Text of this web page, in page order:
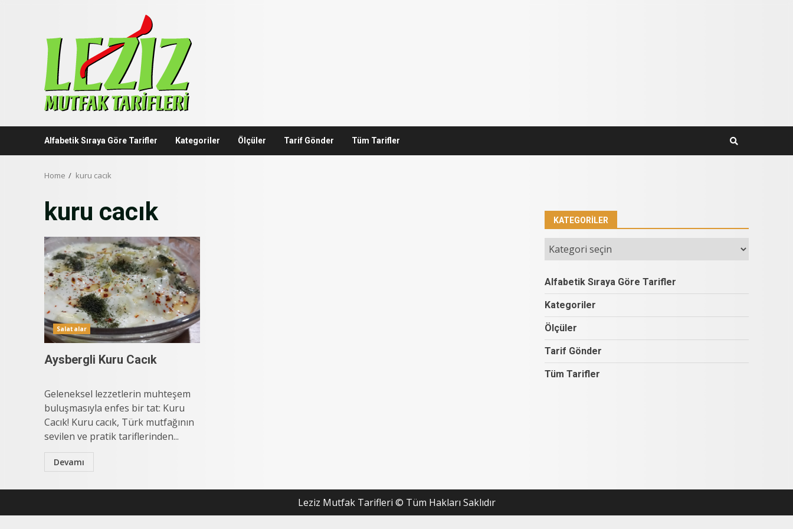
Alfabetik Sıraya Göre Tarifler Kategoriler Ölçüler Tarif Gönder Tüm Tarifler
Home kuru cacık
kuru cacık
Salatalar
Aysbergli Kuru Cacık
Geleneksel lezzetlerin muhteşem
buluşmasıyla enfes bir tat: Kuru
Cacık! Kuru cacık, Türk mutfağının
sevilen ve pratik tariflerinden...
Devamı
KATEGORILER
Kategoriler
Alfabetik Sıraya Göre Tarifler
Kategoriler
Ölçüler
Tarif Gönder
Tüm Tarifler
Leziz Mutfak Tarifleri © Tüm Hakları Saklıdır